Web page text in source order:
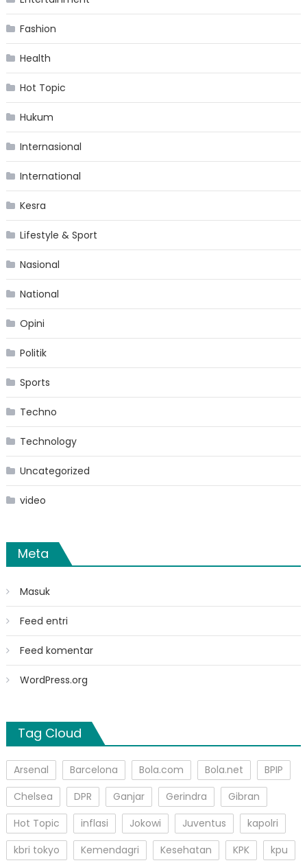
Fashion
Health
Hot Topic
Hukum
Internasional
International
Kesra
Lifestyle & Sport
Nasional
National
Opini
Politik
Sports
Techno
Technology
Uncategorized
video
Meta
Masuk
Feed entri
Feed komentar
WordPress.org
Tag Cloud
Arsenal Barcelona Bola.com Bola.net
BPIP
Chelsea
DPR Ganjar Gerindra
Gibran
Hot Topic
inflasi Jokowi Juventus
kapolri
kbri tokyo
Kemendagri Kesehatan KPK
kpu